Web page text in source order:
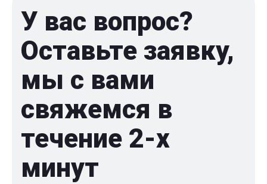
У вас вопрос?
Оставьте заявку,
мы с вами
свяжемся в
течение 2-x
минут